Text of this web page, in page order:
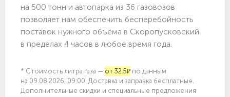
на 500 тонн и автопарка из 36 газовозов
позволяет нам обеспечить бесперебойность
поставок нужного объёма в Скоропусковский
в пределах 4 часов в любое время года.
* Стоимость литра газа — от 32.5₽ по данным
на 09.08.2026, 09:00. Доставка и заправка бесплатные.
Дополнительные скидки и специальные предложения